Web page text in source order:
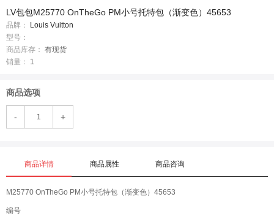
LV包包M25770 OnTheGo PM小号托特包（渐变色）45653
品牌：
Louis Vuitton
型号：
商品库存： 有现货
销量：
1
商品选项
- +
商品详情 商品属性 商品咨询
M25770 OnTheGo PM小号托特包（渐变色）45653
编号